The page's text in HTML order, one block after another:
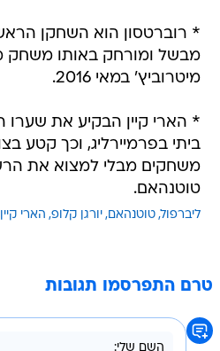
* רוברטסון הוא השחקן
מבשל ומורחק באותו משחק
מיטרוביץ' במאי 2016.
* הארי קיין הבקיע את
משחקים מבלי למצוא את
טוטנהאם.
ליברפול טוטנהאם יורגן קלופ הארי קיין
טרם התפרסמו תגובות